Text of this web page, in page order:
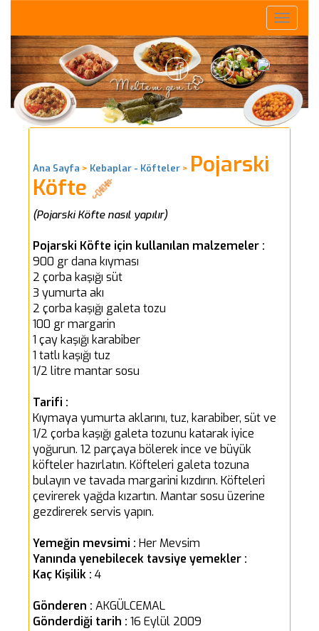
Toggle
Ana Sayfa > Kebaplar - Köfteler > Pojarski
Köfte
(Pojarski Köfte nasıl yapılır)
Pojarski Köfte için kullanılan malzemeler :
900 gr dana kıyması
2 çorba kaşığı süt
3 yumurta akı
2 çorba kaşığı galeta tozu
100 gr margarin
1 çay kaşığı karabiber
1 tatlı kaşığı tuz
1/2 litre mantar sosu
Tarifi :
Kıymaya yumurta aklarını, tuz, karabiber, süt ve
1/2 çorba kaşığı galeta tozunu katarak iyice
yoğurun. 12 parçaya bölerek ince ve büyük
köfteler hazırlatın. Köfteleri galeta tozuna
bulayın ve tavada margarini kızdırın. Köfteleri
çevirerek yağda kızartın. Mantar sosu üzerine
gezdirerek servis yapın.
Yemeğin mevsimi : Her Mevsim
Yanında yenebilecek tavsiye yemekler :
Kaç Kişilik : 4
Gönderen : AKGÜLCEMAL
Gönderdiği tarih : 16 Eylül 2009